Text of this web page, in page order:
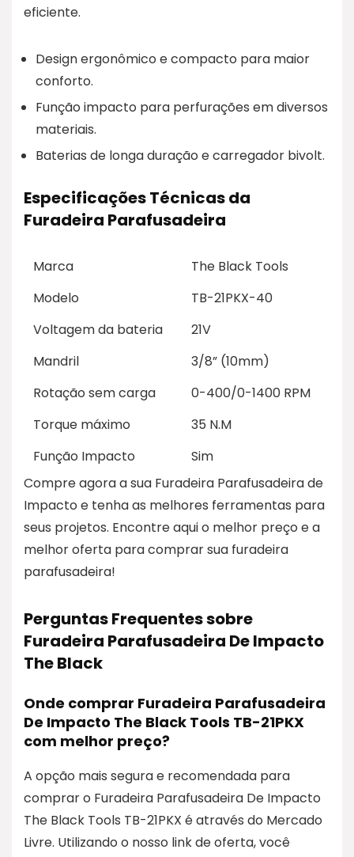
eficiente.
Design ergonômico e compacto para maior
conforto.
Função impacto para perfurações em diversos
materiais.
Baterias de longa duração e carregador bivolt.
Especificações Técnicas da
Furadeira Parafusadeira
Marca
The Black Tools
Modelo
TB-21PKX-40
Voltagem da bateria
21V
Mandril
3/8” (10mm)
Rotação sem carga
0-400/0-1400 RPM
Torque máximo
35 N.M
Função Impacto
Sim
Compre agora a sua Furadeira Parafusadeira de
Impacto e tenha as melhores ferramentas para
seus projetos. Encontre aqui o melhor preço e a
melhor oferta para comprar sua furadeira
parafusadeira!
Perguntas Frequentes sobre
Furadeira Parafusadeira De Impacto
The Black
Onde comprar Furadeira Parafusadeira
De Impacto The Black Tools TB-21PKX
com melhor preço?
A opção mais segura e recomendada para
comprar o Furadeira Parafusadeira De Impacto
The Black Tools TB-21PKX é através do Mercado
Livre. Utilizando o nosso link de oferta, você